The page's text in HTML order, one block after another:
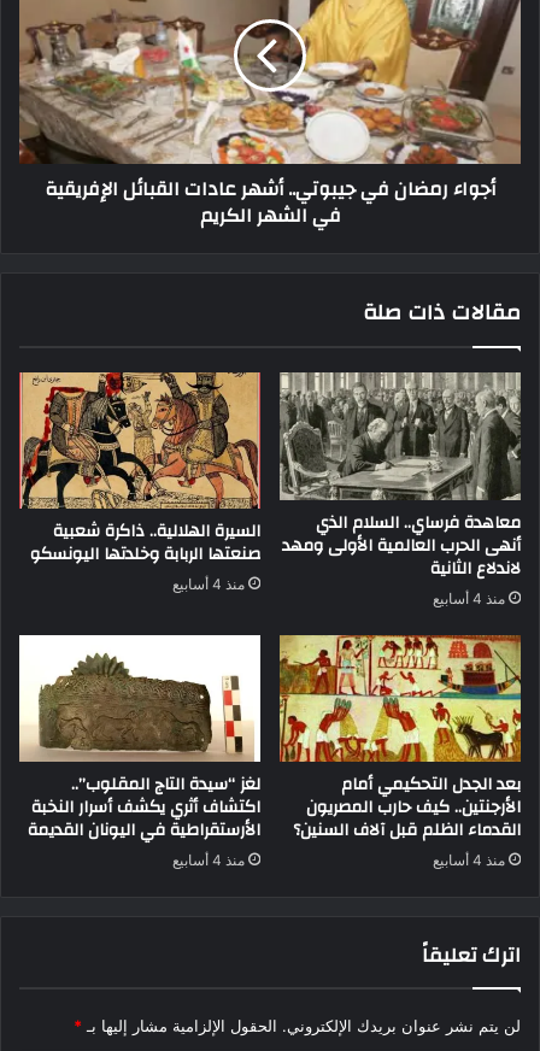
أجواء رمضان في جيبوتي.. أشهر عادات القبائل الإفريقية
في الشهر الكريم
مقالات ذات صلة
معاهدة فرساي.. السلام الذي
أنهى الحرب العالمية الأولى ومهد
لاندلاع الثانية
منذ 4 أسابيع
السيرة الهلالية.. ذاكرة شعبية
صنعتها الربابة وخلدتها اليونسكو
منذ 4 أسابيع
بعد الجدل التحكيمي أمام
الأرجنتين.. كيف حارب المصريون
القدماء الظلم قبل آلاف السنين؟
منذ 4 أسابيع
لغز “سيدة التاج المقلوب”..
اكتشاف أثري يكشف أسرار النخبة
الأرستقراطية في اليونان القديمة
منذ 4 أسابيع
اترك تعليقاً
لن يتم نشر عنوان بريدك الإلكتروني. الحقول الإلزامية مشار إليها بـ *